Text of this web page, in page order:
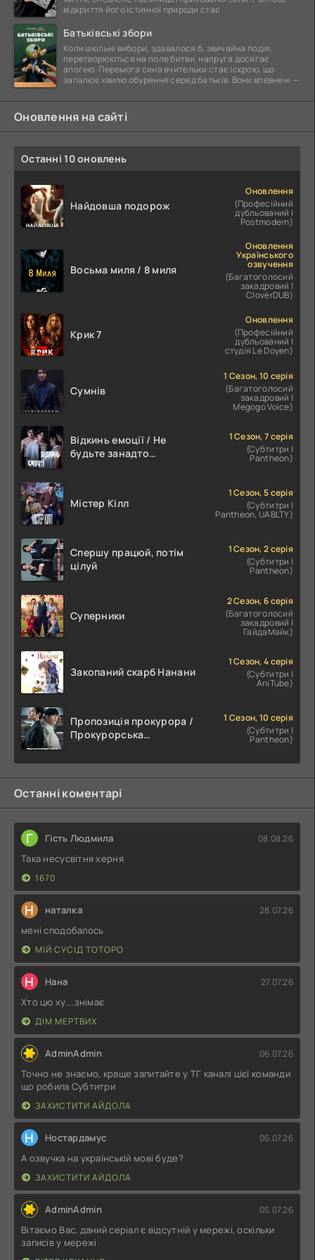
відкриття його істинної природи стає
Батьківські збори
Коли шкільні вибори, здавалося б, звичайна подія,
перетворюються на поле битви, напруга досягає
апогею. Перемога сина вчительки стає іскрою, що
запалює хвилю обурення серед батьків. Вони впевнені —
Оновлення на сайті
Останні 10 оновлень
Найдовша подорож
Оновлення
(Професійний
дубльований |
Postmodern)
Восьма миля / 8 миля
Оновлення
Українського
озвучення
(Багатоголосий
закадровий |
CloverDUB)
Крик 7
Оновлення
(Професійний
дубльований |
студія Le Doyen)
Сумнів
1 Сезон, 10 серія
(Багатоголосий
закадровий |
Megogo Voice)
Відкинь емоції / Не
будьте занадто
1 Сезон, 7 серія
(Субтитри |
Pantheon)
Містер Кілл
1 Сезон, 5 серія
(Субтитри |
Pantheon, UABLTY)
Спершу працюй, потім
цілуй
1 Сезон, 2 серія
(Субтитри |
Pantheon)
Суперники
2 Сезон, 6 серія
(Багатоголосий
закадровий |
ГайдаМайк)
Закопаний скарб Нанани
1 Сезон, 4 серія
(Субтитри |
AniTube)
Пропозиція прокурора /
Прокурорська
1 Сезон, 10 серія
(Субтитри |
Pantheon)
Останні коментарі
Г Гість Людмила 08.08.26
Така несусвітня херня
1670
Н наталка 28.07.26
мені сподобалось
МІЙ СУСІД ТОТОРО
Н Нана 27.07.26
Хто цю ху....знімає
ДІМ МЕРТВИХ
AdminAdmin 06.07.26
Точно не знаємо, краще запитайте у ТГ каналі цієї команди
що робила Субтитри
ЗАХИСТИТИ АЙДОЛА
Н Ностардамус 06.07.26
А озвучка на українській мові буде?
ЗАХИСТИТИ АЙДОЛА
AdminAdmin 05.07.26
Вітаємо Вас, даний серіал є відсутній у мережі, оскільки
записів у мережі